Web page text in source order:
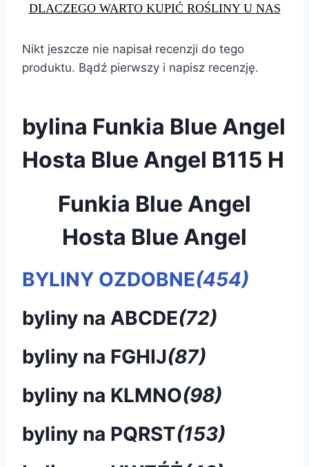
DLACZEGO WARTO KUPIĆ ROŚLINY U NAS
Nikt jeszcze nie napisał recenzji do tego
produktu. Bądź pierwszy i napisz recenzję.
bylina Funkia Blue Angel
Hosta Blue Angel B115 H
Funkia Blue Angel
Hosta Blue Angel
BYLINY OZDOBNE(454)
byliny na ABCDE(72)
byliny na FGHIJ(87)
byliny na KLMNO(98)
byliny na PQRST(153)